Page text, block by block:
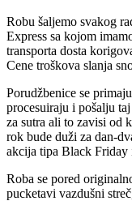
Robu šaljemo svakog
Express sa kojom
transporta dosta
Cene troškova slanja
Porudžbenice se
procesuiraju i pošalju
za sutra ali to zavisi od
rok bude duži za dan-
akcija tipa Black Friday
Roba se pored
pucketavi vazdušni